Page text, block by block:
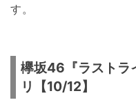
す。
欅坂46『ラストラ
リ【10/12】